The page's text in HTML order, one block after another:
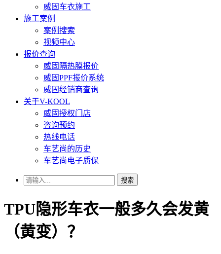
威固车衣施工
施工案例
案例搜索
视频中心
报价查询
威固隔热膜报价
威固PPF报价系统
威固经销商查询
关于V-KOOL
威固授权门店
咨询预约
热线电话
车艺尚的历史
车艺尚电子质保
搜索
TPU隐形车衣一般多久会发黄
（黄变）？